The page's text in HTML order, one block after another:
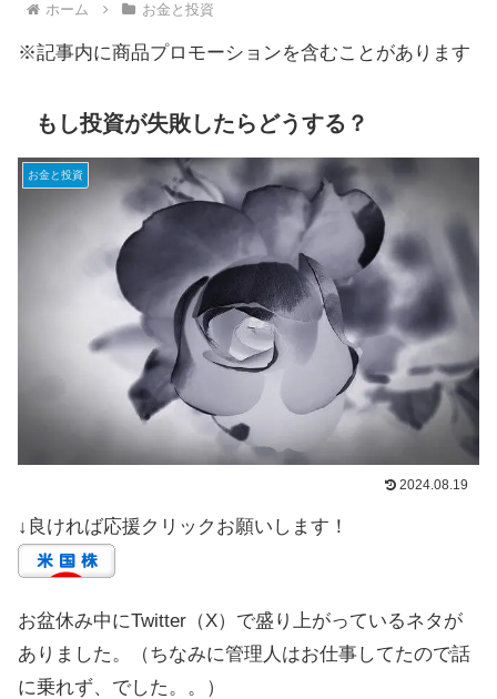
ホーム お金と投資
※記事内に商品プロモーションを含むことがあります
もし投資が失敗したらどうする？
お金と投資
2024.08.19
↓良ければ応援クリックお願いします！
お盆休み中にTwitter（X）で盛り上がっているネタが
ありました。（ちなみに管理人はお仕事してたので話
に乗れず、でした。。）